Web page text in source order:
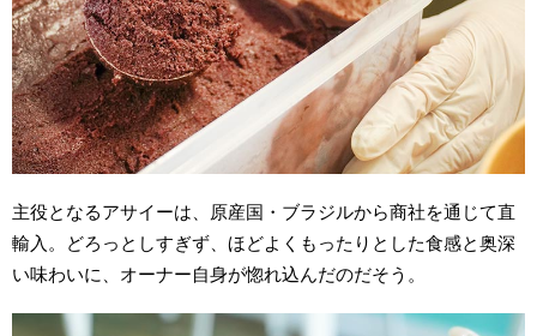
主役となるアサイーは、原産国・ブラジルから商社を通じて直
輸入。どろっとしすぎず、ほどよくもったりとした食感と奥深
い味わいに、オーナー自身が惚れ込んだのだそう。